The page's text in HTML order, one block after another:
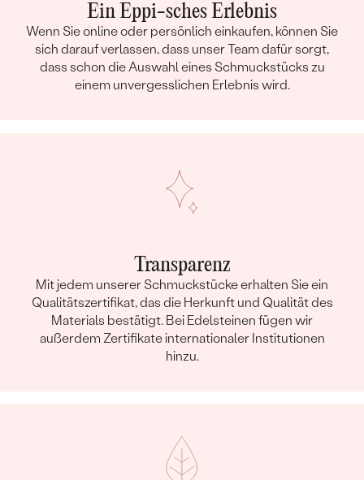
Ein Eppi-sches Erlebnis
Wenn Sie online oder persönlich einkaufen, können Sie
sich darauf verlassen, dass unser Team dafür sorgt,
dass schon die Auswahl eines Schmuckstücks zu
einem unvergesslichen Erlebnis wird.
Transparenz
Mit jedem unserer Schmuckstücke erhalten Sie ein
Qualitätszertifikat, das die Herkunft und Qualität des
Materials bestätigt. Bei Edelsteinen fügen wir
außerdem Zertifikate internationaler Institutionen
hinzu.